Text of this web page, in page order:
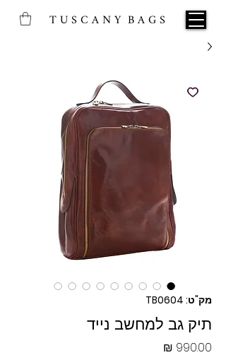
T U S C A N Y B A G S
מק"ט: TB0604
תיק גב למחשב נייד